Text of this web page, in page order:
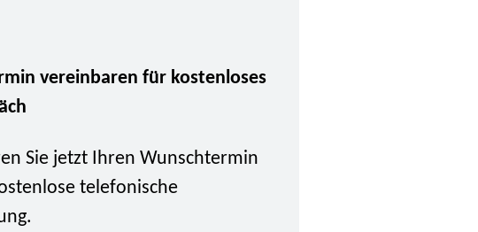
vereinbaren für kostenloses
Sie jetzt Ihren Wunschtermin
telefonische